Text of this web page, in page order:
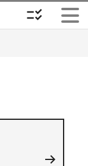
checklist_rtl